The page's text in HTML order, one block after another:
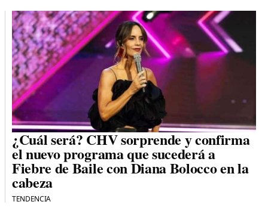
¿Cuál será? CHV sorprende y confirma
el nuevo programa que sucederá a
Fiebre de Baile con Diana Bolocco en la
cabeza
TENDENCIA